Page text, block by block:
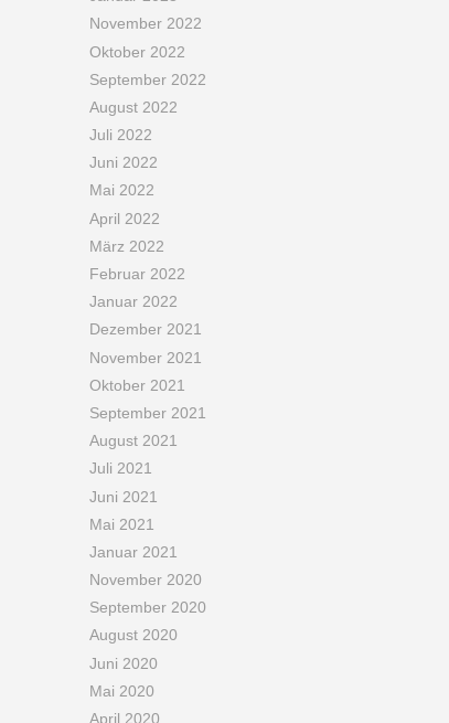
November 2022
Oktober 2022
September 2022
August 2022
Juli 2022
Juni 2022
Mai 2022
April 2022
März 2022
Februar 2022
Januar 2022
Dezember 2021
November 2021
Oktober 2021
September 2021
August 2021
Juli 2021
Juni 2021
Mai 2021
Januar 2021
November 2020
September 2020
August 2020
Juni 2020
Mai 2020
April 2020